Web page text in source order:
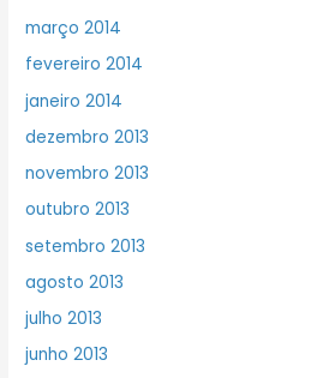
março 2014
fevereiro 2014
janeiro 2014
dezembro 2013
novembro 2013
outubro 2013
setembro 2013
agosto 2013
julho 2013
junho 2013